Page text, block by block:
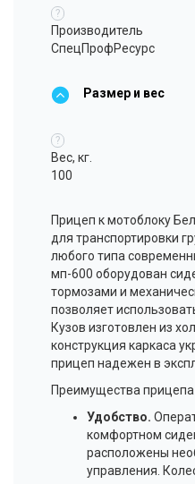
?
Производитель
СпецПрофРесурс
Размер и вес
?
Вес, кг.
100
Прицеп к мотоблоку
для транспортировки
любого типа
мп-600 оборудован
тормозами и
позволяет
Кузов изготовлен из
конструкция каркаса
прицеп надежен в
Преимущества
Удобство.
комфортном
расположены
управления.